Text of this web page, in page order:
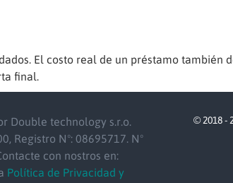
El costo real de un préstamo también
final.
Double technology s.r.o.
Registro Nº: 08695717. Nº
con nostros en:
Política de Privacidad y
© 2018 -